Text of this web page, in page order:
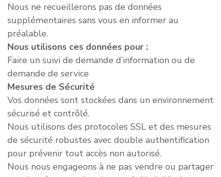
Nous ne recueillerons pas de données
supplémentaires sans vous en informer au
préalable.
Nous utilisons ces données pour :
Faire un suivi de demande d’information ou de
demande de service
Mesures de Sécurité
Vos données sont stockées dans un environnement
sécurisé et contrôlé.
Nous utilisons des protocoles SSL et des mesures
de sécurité robustes avec double authentification
pour prévenir tout accès non autorisé.
Nous nous engageons à ne pas vendre ou partager